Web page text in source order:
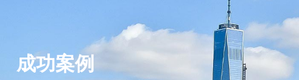
成功案例